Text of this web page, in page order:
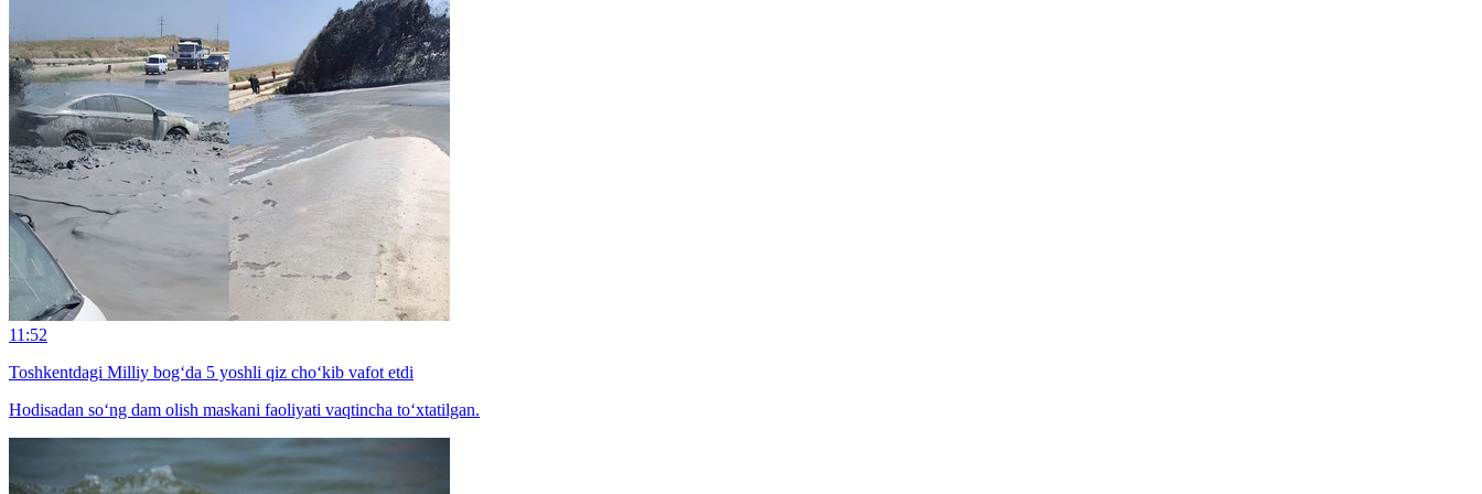
11:52
Toshkentdagi Milliy bog‘da 5 yoshli qiz cho‘kib vafot etdi
Hodisadan so‘ng dam olish maskani faoliyati vaqtincha to‘xtatilgan.